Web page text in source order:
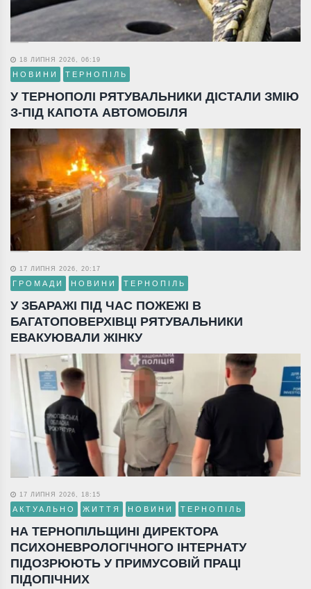
18 ЛИПНЯ 2026, 06:19
НОВИНИ ТЕРНОПІЛЬ
У ТЕРНОПОЛІ РЯТУВАЛЬНИКИ ДІСТАЛИ ЗМІЮ
З-ПІД КАПОТА АВТОМОБІЛЯ
17 ЛИПНЯ 2026, 20:17
ГРОМАДИ НОВИНИ ТЕРНОПІЛЬ
У ЗБАРАЖІ ПІД ЧАС ПОЖЕЖІ В
БАГАТОПОВЕРХІВЦІ РЯТУВАЛЬНИКИ
ЕВАКУЮВАЛИ ЖІНКУ
17 ЛИПНЯ 2026, 18:15
АКТУАЛЬНО ЖИТТЯ НОВИНИ ТЕРНОПІЛЬ
НА ТЕРНОПІЛЬЩИНІ ДИРЕКТОРА
ПСИХОНЕВРОЛОГІЧНОГО ІНТЕРНАТУ
ПІДОЗРЮЮТЬ У ПРИМУСОВІЙ ПРАЦІ
ПІДОПІЧНИХ